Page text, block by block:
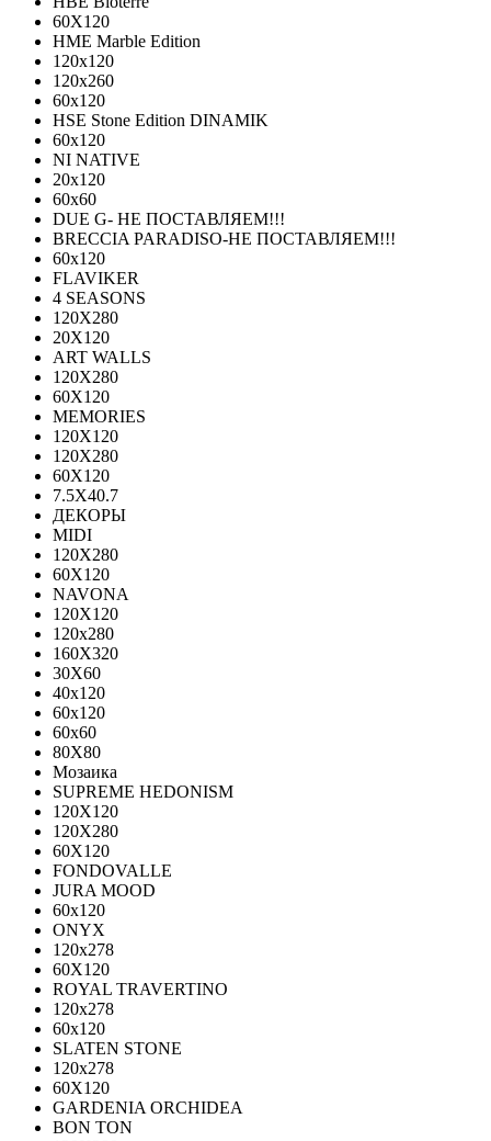
60Х120
HME Marble Edition
120x120
120x260
60x120
HSE Stone Edition DINAMIK
60x120
NI NATIVE
20х120
60х60
DUE G- НЕ ПОСТАВЛЯЕМ!!!
BRECCIA PARADISO-НЕ ПОСТАВЛЯЕМ!!!
60х120
FLAVIKER
4 SEASONS
120Х280
20X120
ART WALLS
120Х280
60Х120
MEMORIES
120X120
120X280
60Х120
7.5X40.7
ДЕКОРЫ
MIDI
120Х280
60Х120
NAVONA
120X120
120x280
160X320
30X60
40x120
60x120
60x60
80X80
Мозаика
SUPREME HEDONISM
120X120
120X280
60X120
FONDOVALLE
JURA MOOD
60х120
ONYX
120х278
60X120
ROYAL TRAVERTINO
120х278
60х120
SLATEN STONE
120х278
60X120
GARDENIA ORCHIDEA
BON TON